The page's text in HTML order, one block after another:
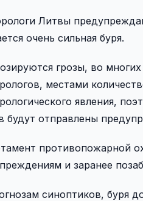
Литвы
очень сильная буря.
грозы, во
местами
явления,
будут отправлены
противопожарной
и заранее
синоптиков, буря